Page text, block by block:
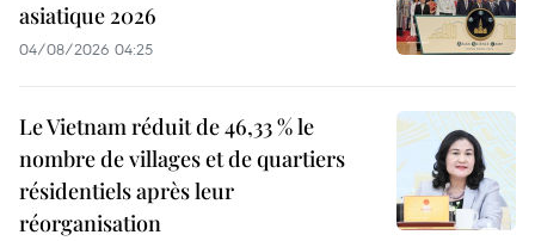
asiatique 2026
04/08/2026 04:25
Le Vietnam réduit de 46,33 % le
nombre de villages et de quartiers
résidentiels après leur
réorganisation